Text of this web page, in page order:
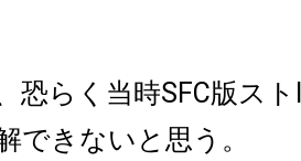
恐らく当時SFC版ス
できないと思う。